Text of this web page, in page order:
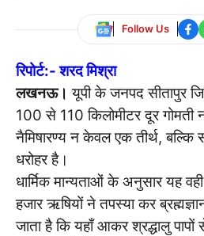
Follow Us
रिपोर्ट:- शरद मिश्रा
लखनऊ। यूपी के जनपद सीतापुर
100 से 110 किलोमीटर दूर गोमती
नैमिषारण्य न केवल एक तीर्थ,
धरोहर है।
धार्मिक मान्यताओं के अनुसार यह
हजार ऋषियों ने तपस्या कर
जाता है कि यहाँ आकर श्रद्धालु पापों